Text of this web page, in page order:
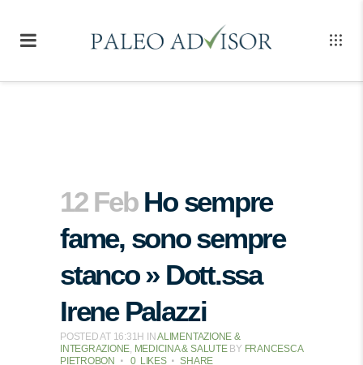
12 FebHo sempre
fame, sono sempre
stanco » Dott.ssa
Irene Palazzi
POSTED AT 16:31H INALIMENTAZIONE &
INTEGRAZIONE, MEDICINA & SALUTE BY FRANCESCA
PIETROBON
0 LIKES SHARE